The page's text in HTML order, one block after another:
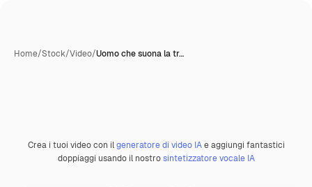
Home/Stock/Video/Uomo che suona la tr…
Premium
Crea i tuoi video con ilgeneratore di video IAe aggiungi fantastici
doppiaggi usando il nostrosintetizzatore vocale IA